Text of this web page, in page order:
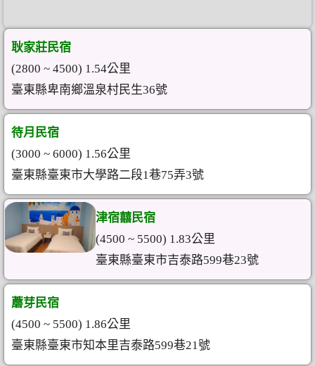
耿家莊民宿
(2800 ~ 4500) 1.54公里
臺東縣卑南鄉溫泉村民生36號
待月民宿
(3000 ~ 6000) 1.56公里
臺東縣臺東市大學路二段1巷75弄3號
津宿囍民宿
(4500 ~ 5500) 1.83公里
臺東縣臺東市吉泰路599巷23號
蘑芽民宿
(4500 ~ 5500) 1.86公里
臺東縣臺東市知本里吉泰路599巷21號